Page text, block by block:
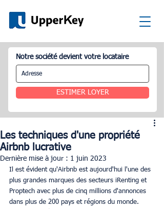
Notre société devient votre locataire
ESTIMER LOYER
Les techniques d'une propriété
Airbnb lucrative
Dernière mise à jour : 1 juin 2023
Il est évident qu'Airbnb est aujourd'hui l'une des
plus grandes marques des secteurs iRenting et
Proptech avec plus de cinq millions d'annonces
dans plus de 200 pays et régions du monde.